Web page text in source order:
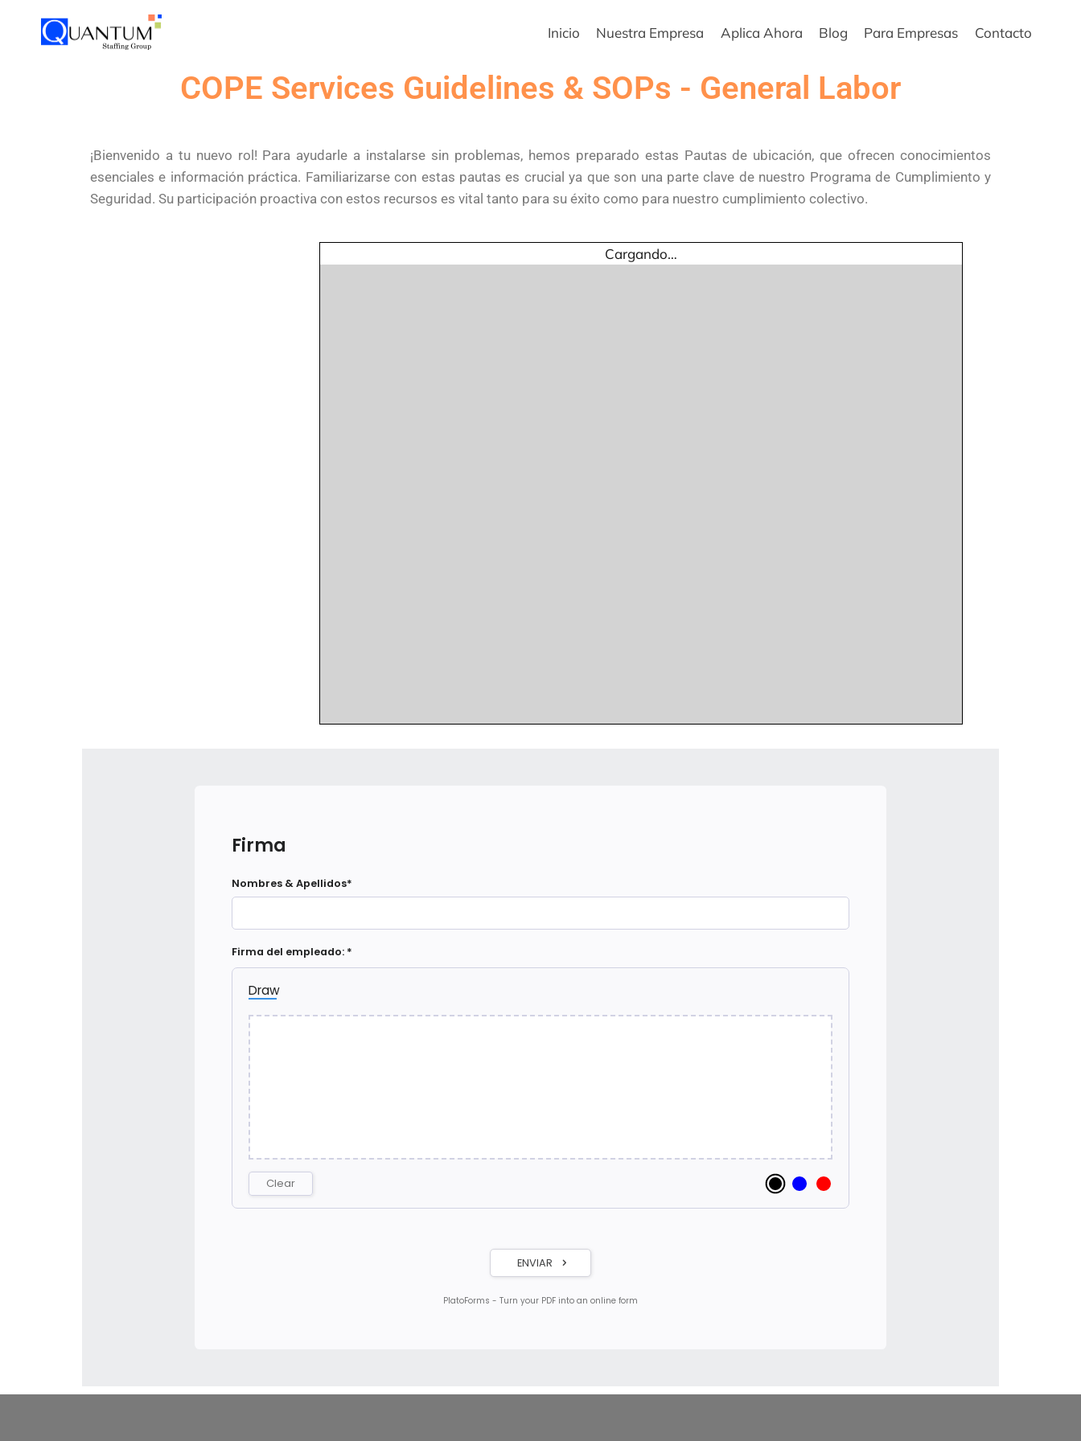
Inicio Nuestra Empresa Aplica Ahora Blog Para Empresas Contacto
COPE Services Guidelines & SOPs - General Labor
¡Bienvenido a tu nuevo rol! Para ayudarle a instalarse sin problemas, hemos preparado estas Pautas de ubicación, que ofrecen conocimientos
esenciales e información práctica. Familiarizarse con estas pautas es crucial ya que son una parte clave de nuestro Programa de Cumplimiento y
Seguridad. Su participación proactiva con estos recursos es vital tanto para su éxito como para nuestro cumplimiento colectivo.
Cargando…